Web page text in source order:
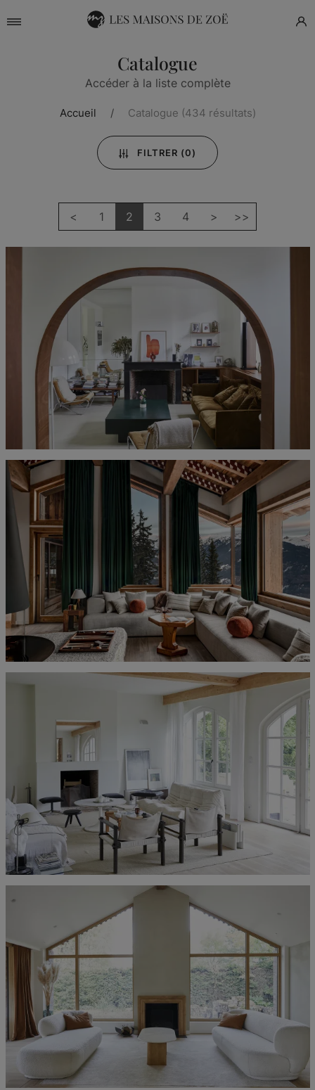
Catalogue
Accéder à la liste complète
Accueil Catalogue (434 résultats)
FILTRER (0)
< 1 2 3 4 > >>